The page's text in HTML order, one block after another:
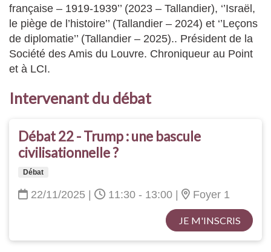
française – 1919-1939’’ (2023 – Tallandier), ‘’Israël,
le piège de l’histoire’’ (Tallandier – 2024) et ‘’Leçons
de diplomatie’’ (Tallandier – 2025).. Président de la
Société des Amis du Louvre. Chroniqueur au Point
et à LCI.
Intervenant du débat
Débat 22 - Trump : une bascule
civilisationnelle ?
Débat
22/11/2025 11:30 - 13:00 Foyer 1
JE M'INSCRIS